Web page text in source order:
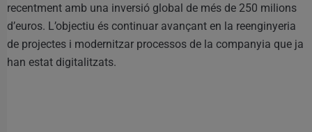
recentment amb una inversió global de més de 250 milions
d’euros. L’objectiu és continuar avançant en la reenginyeria
de projectes i modernitzar processos de la companyia que ja
han estat digitalitzats.